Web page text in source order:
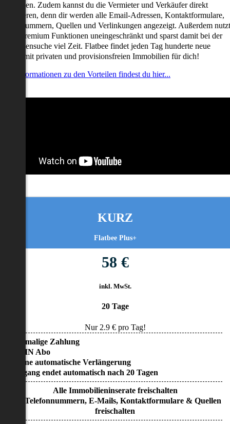
Zudem kannst du die Vermieter und Verkäufer direkt
denn dir werden alle Email-Adressen, Kontaktformulare,
Quellen und Verlinkungen angezeigt. Außerdem nutzt
alle Premium Funktionen uneingeschränkt und sparst damit bei der
viel Zeit. Flatbee findet jeden Tag hunderte neue
mit privaten und provisionsfreien Immobilien für dich!
Informationen zu den Vorteilen findest du hier...
KURZ
Flatbee Plus+
58 €
inkl. MwSt.
20 Tage
Nur 2.9€ pro Tag!
• Einmalige Zahlung
• KEIN Abo
• Keine automatische Verlängerung
• Zugang endet automatisch nach 20 Tagen
Alle Immobilieninserate freischalten
Alle Telefonnummern, E-Mails, Kontaktformulare & Quellen
freischalten